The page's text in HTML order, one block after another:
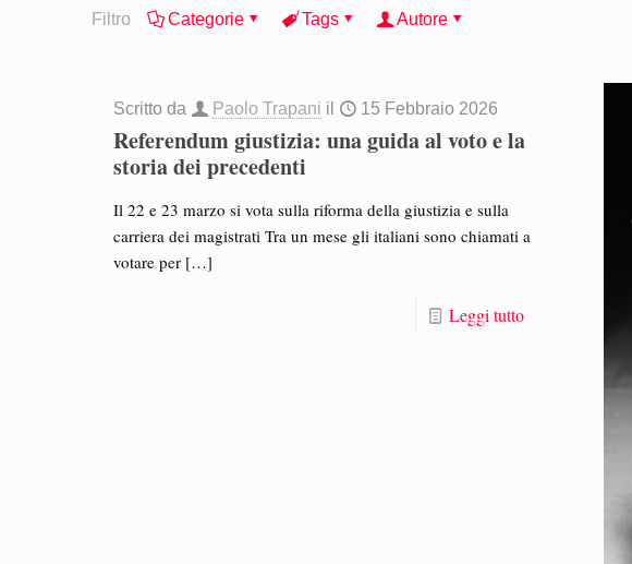
Filtro Categorie Tags Autore
Scritto da Paolo Trapani il 15 Febbraio 2026
Referendum giustizia: una guida al voto e la
storia dei precedenti
Il 22 e 23 marzo si vota sulla riforma della giustizia e sulla
carriera dei magistrati Tra un mese gli italiani sono chiamati a
votare per […]
Leggi tutto